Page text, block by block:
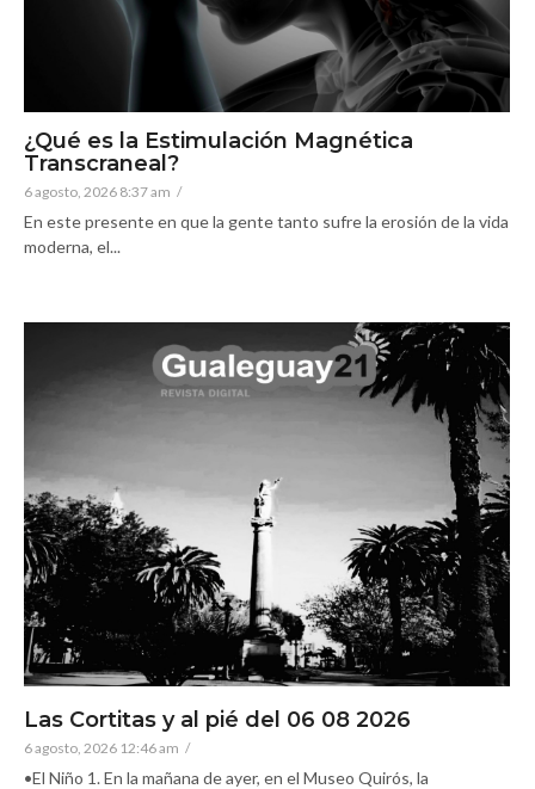
¿Qué es la Estimulación Magnética
Transcraneal?
6 agosto, 2026 8:37 am /
En este presente en que la gente tanto sufre la erosión de la vida
moderna, el...
Las Cortitas y al pié del 06 08 2026
6 agosto, 2026 12:46 am /
•El Niño 1. En la mañana de ayer, en el Museo Quirós, la